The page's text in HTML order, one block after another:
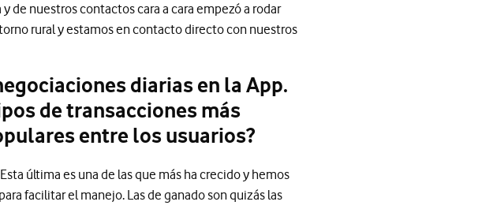
de nuestros contactos cara a cara empezó a rodar
rural y estamos en contacto directo con nuestros
diarias en la App.
de transacciones más
entre los usuarios?
última es una de las que más ha crecido y hemos
facilitar el manejo. Las de ganado son quizás las